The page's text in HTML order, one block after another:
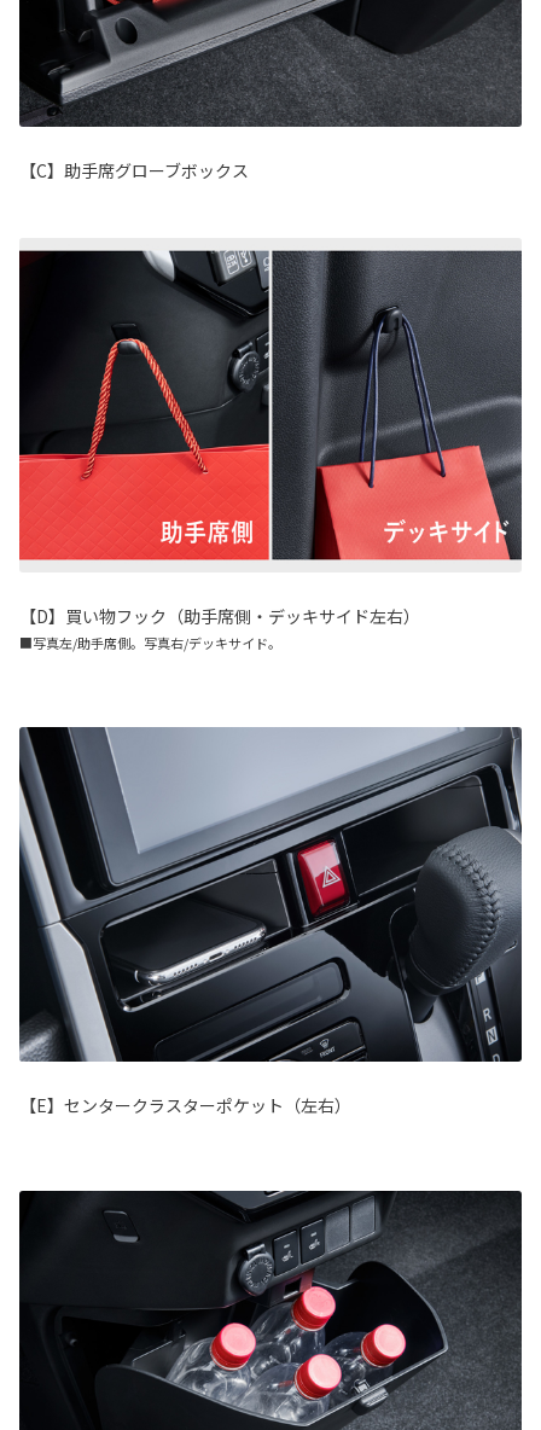
【C】助手席グローブボックス
【D】買い物フック（助手席側・デッキサイド左右）
■写真左/助手席側。写真右/デッキサイド。
【E】センタークラスターポケット（左右）